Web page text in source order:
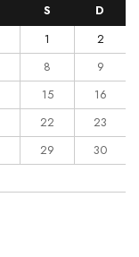
S
D
1
2
8
9
15
16
22
23
29
30